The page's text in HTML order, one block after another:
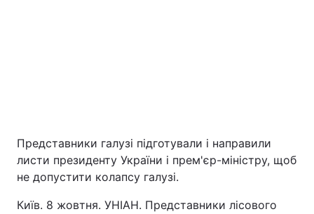
Економіка Світ
Екологія
Представники галузі підготували і направили
листи президенту України і прем'єр-міністру, щоб
не допустити колапсу галузі.
Київ. 8 жовтня. УНІАН. Представники лісового